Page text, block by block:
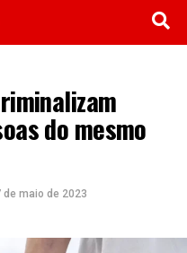
do mesmo
de maio de 2023